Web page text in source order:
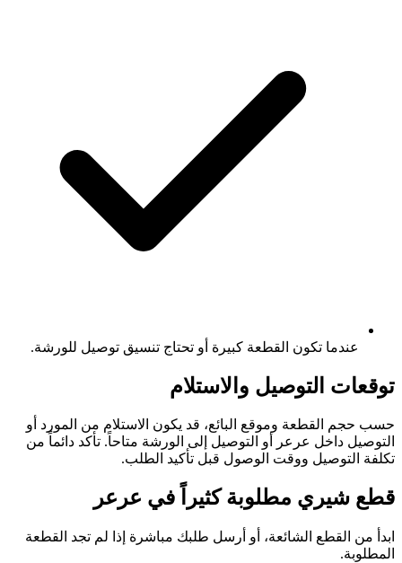
عندما تكون القطعة كبيرة أو تحتاج تنسيق توصيل للورشة.
توقعات التوصيل والاستلام
حسب حجم القطعة وموقع البائع، قد يكون الاستلام من المورد أو
التوصيل داخل عرعر أو التوصيل إلى الورشة متاحاً. تأكد دائماً من
تكلفة التوصيل ووقت الوصول قبل تأكيد الطلب.
قطع شيري مطلوبة كثيراً في عرعر
ابدأ من القطع الشائعة، أو أرسل طلبك مباشرة إذا لم تجد القطعة
المطلوبة.